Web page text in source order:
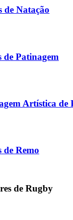
de Natação
de Patinagem
Artística de
de Remo
de Rugby